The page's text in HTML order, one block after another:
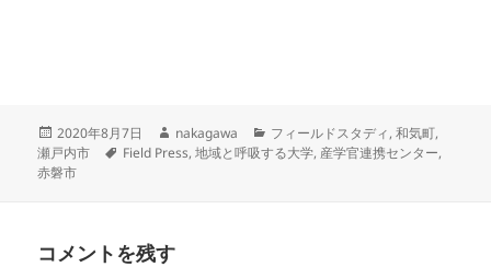
投
稿
日:
2020年8月7日
作
成
nakagawa
カ
テ
フィールドスタディ,和気町,
瀬戸内市
タ
Field Press,地域と呼吸する大学, 産学官連携センター,
赤磐市
コメントを残す